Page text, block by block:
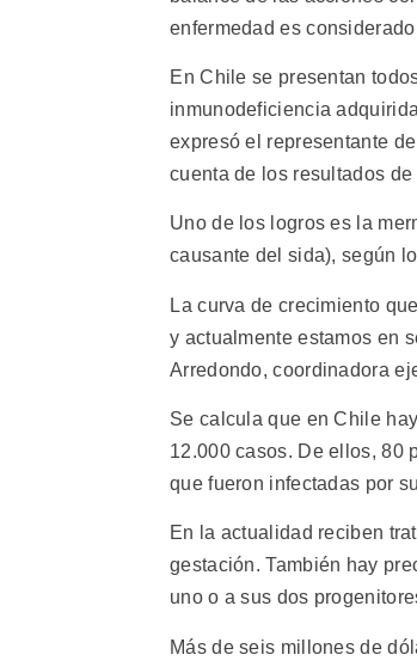
enfermedad es
En Chile se presentan
inmunodeficiencia
expresó el representante
cuenta de los resultados
Uno de los logros es la
causante del sida), según
La curva de crecimiento
y actualmente estamos en
Arredondo, coordinadora
Se calcula que en Chile
12.000 casos. De ellos, 80
que fueron infectadas por
En la actualidad reciben
gestación. También hay
uno o a sus dos
Más de seis millones de